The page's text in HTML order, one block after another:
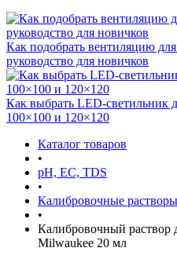
Как подобрать вентиляцию для
руководство для новичков
Как выбрать LED-светильник
100×100 и 120×120
Каталог товаров
•
pH, EC, TDS
•
Калибровочные растворы
•
Калибровочный раствор
Milwaukee 20 мл